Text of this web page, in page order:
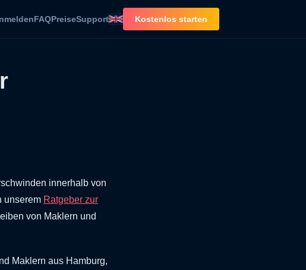
FAQPreiseSupport Kostenlos starten
innerhalb von
unserem Ratgeber zur
von Maklern und
Maklern aus Hamburg,